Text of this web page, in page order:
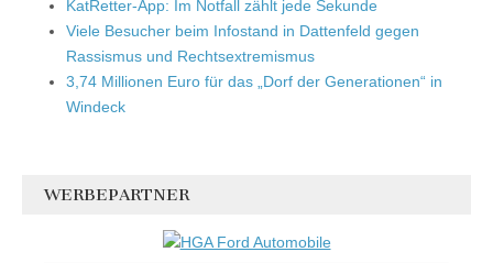
KatRetter-App: Im Notfall zählt jede Sekunde
Viele Besucher beim Infostand in Dattenfeld gegen
Rassismus und Rechtsextremismus
3,74 Millionen Euro für das „Dorf der Generationen“ in
Windeck
WERBEPARTNER